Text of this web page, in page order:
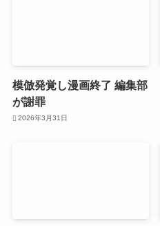
模倣発覚し漫画終了 編集部
が謝罪
2026年3月31日